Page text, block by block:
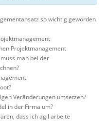
so wichtig geworden
Projektmanagement
man bei der
Veränderungen umsetzen?
in der Firma um?
dass ich agil arbeite